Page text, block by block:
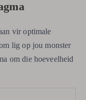
vir optimale
lig op jou monster
om die hoeveelheid